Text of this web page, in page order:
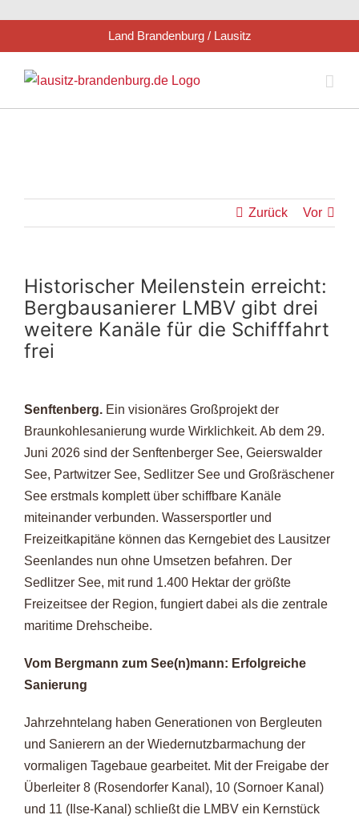
Inhalt
springen
Land Brandenburg / Lausitz
Zurück Vor
Historischer Meilenstein erreicht:
Bergbausanierer LMBV gibt drei
weitere Kanäle für die Schifffahrt
frei
grösseres
Bild
Senftenberg. Ein visionäres Großprojekt der
Braunkohlesanierung wurde Wirklichkeit. Ab dem 29.
Juni 2026 sind der Senftenberger See, Geierswalder
See, Partwitzer See, Sedlitzer See und Großräschener
See erstmals komplett über schiffbare Kanäle
miteinander verbunden. Wassersportler und
Freizeitkapitäne können das Kerngebiet des Lausitzer
Seenlandes nun ohne Umsetzen befahren. Der
Sedlitzer See, mit rund 1.400 Hektar der größte
Freizeitsee der Region, fungiert dabei als die zentrale
maritime Drehscheibe.
Vom Bergmann zum See(n)mann: Erfolgreiche
Sanierung
Jahrzehntelang haben Generationen von Bergleuten
und Sanierern an der Wiedernutzbarmachung der
vormaligen Tagebaue gearbeitet. Mit der Freigabe der
Überleiter 8 (Rosendorfer Kanal), 10 (Sornoer Kanal)
und 11 (Ilse-Kanal) schließt die LMBV ein Kernstück